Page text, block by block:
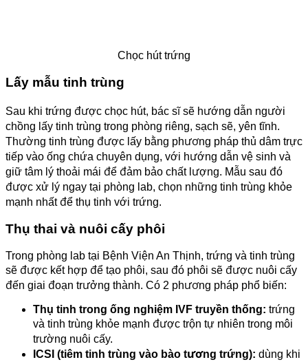
Chọc hút trứng
Lấy mẫu tinh trùng
Sau khi trứng được chọc hút, bác sĩ sẽ hướng dẫn người
chồng lấy tinh trùng trong phòng riêng, sạch sẽ, yên tĩnh.
Thường tinh trùng được lấy bằng phương pháp thủ dâm trực
tiếp vào ống chứa chuyên dụng, với hướng dẫn vệ sinh và
giữ tâm lý thoải mái để đảm bảo chất lượng. Mẫu sau đó
được xử lý ngay tại phòng lab, chọn những tinh trùng khỏe
mạnh nhất để thụ tinh với trứng.
Thụ thai và nuôi cấy phôi
Trong phòng lab tại Bệnh Viện An Thịnh, trứng và tinh trùng
sẽ được kết hợp để tạo phôi, sau đó phôi sẽ được nuôi cấy
đến giai đoạn trưởng thành. Có 2 phương pháp phổ biến:
Thụ tinh trong ống nghiệm IVF truyền thống: trứng
và tinh trùng khỏe mạnh được trộn tự nhiên trong môi
trường nuôi cấy.
ICSI (tiêm tinh trùng vào bào tương trứng): dùng khi